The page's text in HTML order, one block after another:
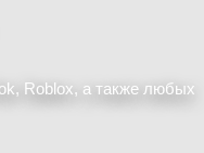
Roblox, а также любых